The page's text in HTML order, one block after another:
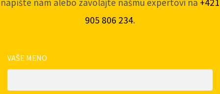
napíšte nám alebo zavolajte nášmu expertovi na +421
905 806 234.
VAŠE MENO